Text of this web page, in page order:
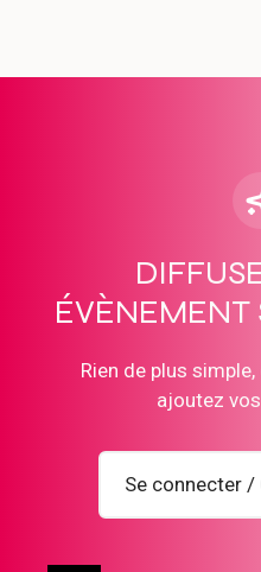
ÉVÈNEMENT
Rien de plus
ajoutez
Se connecter /